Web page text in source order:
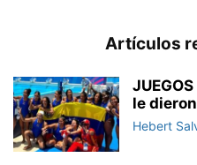
Artículos
le
Hebert